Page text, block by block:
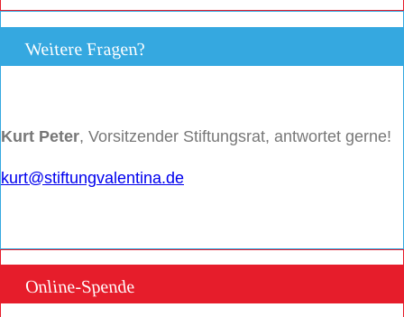
Weitere Fragen?
Kurt Peter, Vorsitzender Stiftungsrat, antwortet gerne!
kurt@stiftungvalentina.de
Online-Spende